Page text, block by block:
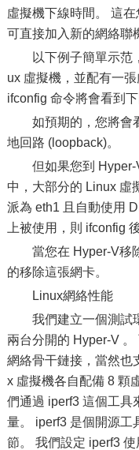
虛擬機下線時間。 這
可直接加入新的網絡聯
以下例子簡單示范
ux 虛擬機，並配有一
ifconfig 命令將會看到
如預期的，您將會
地回路 (loopback)。
但如果您到
中，大部分的 Linux 虛
派為 eth1 且自動使用
上被使用，則 ifconfig
當您在 Hyper-V移
的移除這張網卡。
Linux網絡性能
我們建立一個測試
兩台分開的 Hyper-V
網絡骨干鏈接，當然也
x 虛擬機各自配備 8 顆
們通過 iperf3 這個工具
量。 iperf3 是個開源工
節。 我們設定 iperf3